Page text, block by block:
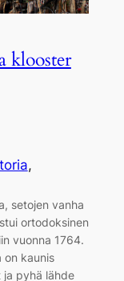
klooster
setojen vanha
ortodoksinen
vuonna 1764.
on kaunis
ja pyhä lähde